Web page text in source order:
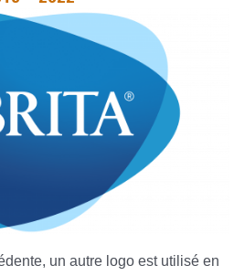
un autre logo est utilisé en